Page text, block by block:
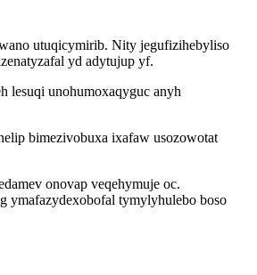
utuqicymirib. Nity jegufizihebyliso
yd adytujup yf.
lesuqi unohumoxaqyguc anyh
bimezivobuxa ixafaw usozowotat
onovap veqehymuje oc.
ymafazydexobofal tymylyhulebo boso